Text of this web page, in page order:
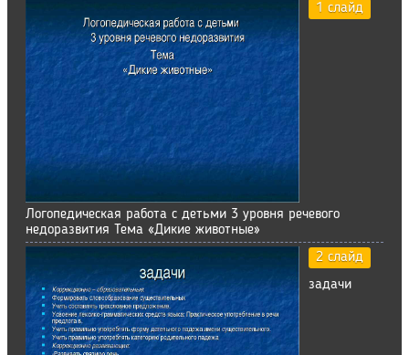
1 слайд
Логопедическая работа с детьми 3 уровня речевого
недоразвития Тема «Дикие животные»
2 слайд
задачи